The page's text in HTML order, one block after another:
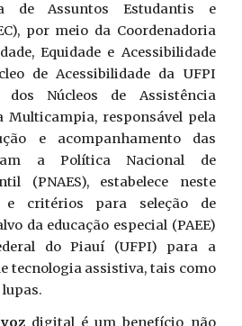
de Assuntos Estudantis e
por meio da Coordenadoria
Equidade e Acessibilidade
de Acessibilidade da UFPI
dos Núcleos de Assistência
Multicampia, responsável pela
e acompanhamento das
a Política Nacional de
(PNAES), estabelece neste
critérios para seleção de
da educação especial (PAEE)
do Piauí (UFPI) para a
tecnologia assistiva, tais como
digital é um benefício não